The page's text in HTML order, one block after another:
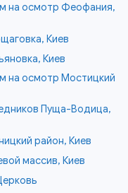
на осмотр Феофания,
Киев
Киев
на осмотр Мостицкий
Пуща-Водица,
район, Киев
массив, Киев